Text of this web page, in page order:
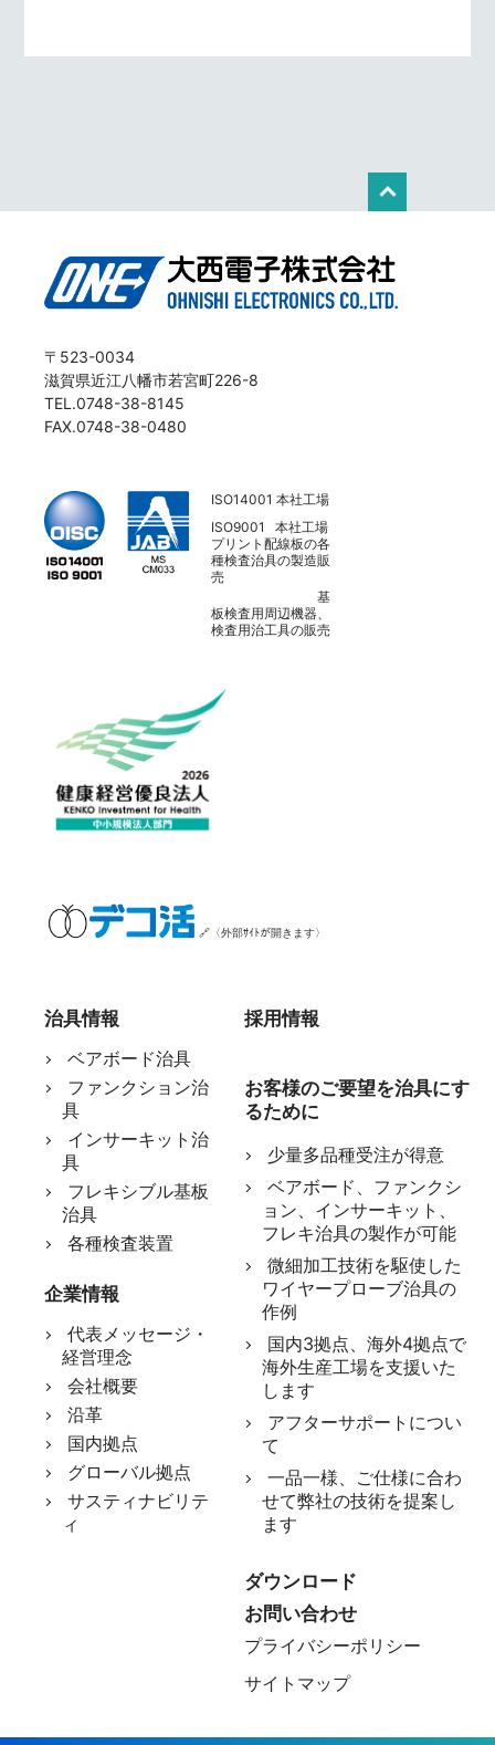
〒523-0034
滋賀県近江八幡市若宮町226-8
TEL.0748-38-8145
FAX.0748-38-0480
ISO14001 本社工場
ISO9001 本社工場
プリント配線板の各
種検査治具の製造販
売
基
板検査用周辺機器、
検査用治工具の販売
🔗〈外部ｻｲﾄが開きます〉
治具情報
ベアボード治具
ファンクション治
具
インサーキット治
具
フレキシブル基板
治具
各種検査装置
企業情報
代表メッセージ・
経営理念
会社概要
沿革
国内拠点
グローバル拠点
サスティナビリテ
ィ
採用情報
お客様のご要望を治具にす
るために
少量多品種受注が得意
ベアボード、ファンクシ
ョン、インサーキット、
フレキ治具の製作が可能
微細加工技術を駆使した
ワイヤープローブ治具の
作例
国内3拠点、海外4拠点で
海外生産工場を支援いた
します
アフターサポートについ
て
一品一様、ご仕様に合わ
せて弊社の技術を提案し
ます
ダウンロード
お問い合わせ
プライバシーポリシー
サイトマップ